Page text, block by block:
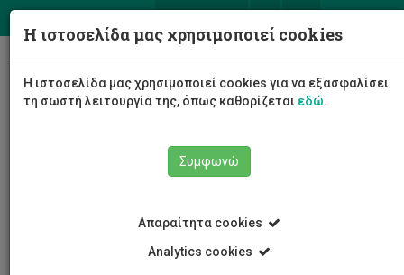
Σχολή Γεωτεχνικών Επιστημών και Διαχείρισης
Τμήμα Γεωπονικών Επιστημών, Βιοτεχνολογίας και
Προγράμματα Σπουδών
Μεταπτυχιακές Σπουδές
Η ιστοσελίδα μας χρησιμοποιεί cookies
Η ιστοσελίδα μας χρησιμοποιεί cookies για να εξασφαλίσει
τη σωστή λειτουργία της, όπως καθορίζεται εδώ.
Συμφωνώ
Απαραίτητα cookies
Analytics cookies